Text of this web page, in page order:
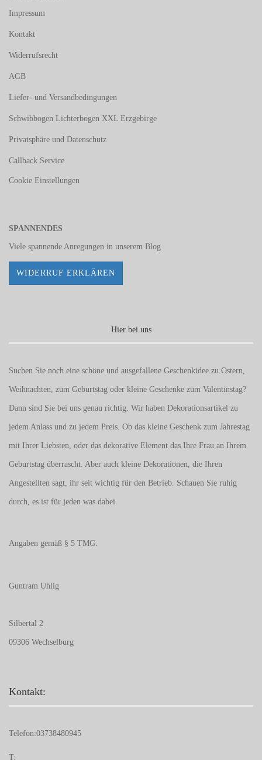
Impressum
Kontakt
Widerrufsrecht
AGB
Liefer- und Versandbedingungen
Schwibbogen Lichterbogen XXL Erzgebirge
Privatsphäre und Datenschutz
Callback Service
Cookie Einstellungen
SPANNENDES
Viele spannende Anregungen in unserem Blog
WIDERRUF ERKLÄREN
Hier bei uns
Suchen Sie noch eine schöne und ausgefallene Geschenkidee zu Ostern,
Weihnachten, zum Geburtstag oder kleine Geschenke zum Valentinstag?
Dann sind Sie bei uns genau richtig. Wir haben Dekorationsartikel zu
jedem Anlass und zu jedem Preis. Ob das kleine Geschenk zum Jahrestag
mit Ihrer Liebsten, oder das dekorative Element das Ihre Frau an Ihrem
Geburtstag überrascht. Aber auch kleine Dekorationen, die Ihren
Angestellten sagt, ihr seit wichtig für den Betrieb. Schauen Sie ruhig
durch, es ist für jeden was dabei.
Angaben gemäß § 5 TMG:
Guntram Uhlig
Silbertal 2
09306 Wechselburg
Kontakt:
Telefon:03738480945
T: